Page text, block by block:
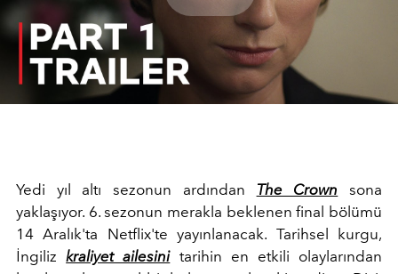
Play
Video
Yedi yıl altı sezonun ardından The Crown sona
yaklaşıyor. 6. sezonun merakla beklenen final bölümü
14 Aralık'ta Netflix'te yayınlanacak. Tarihsel kurgu,
İngilizkraliyet ailesini tarihin en etkili olaylarından